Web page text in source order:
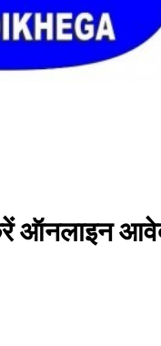
ऑनलाइन